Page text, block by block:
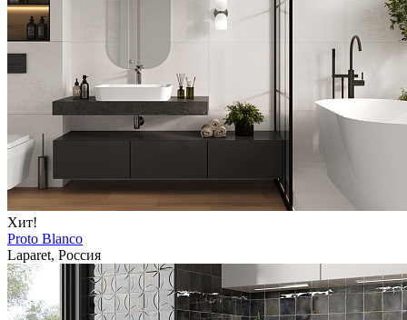
Хит!
Proto Blanco
Laparet, Россия